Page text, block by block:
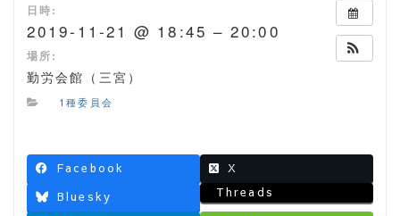
日時:
2019-11-21 @ 18:45 – 20:00
場所:
勤労会館（三宮）
1種委員会
Facebook
X
Bluesky
Threads